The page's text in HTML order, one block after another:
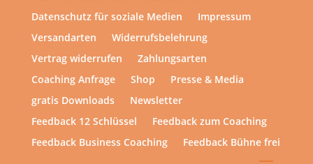
Datenschutz für soziale Medien
Impressum
Versandarten
Widerrufsbelehrung
Vertrag widerrufen
Zahlungsarten
Coaching Anfrage
Shop
Presse & Media
gratis Downloads
Newsletter
Feedback 12 Schlüssel
Feedback zum Coaching
Feedback Business Coaching
Feedback Bühne frei